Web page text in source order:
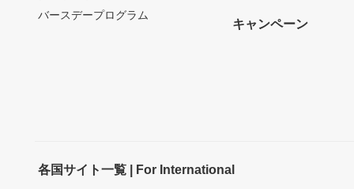
バースデープログラム
キャンペーン
各国サイト一覧 | For International